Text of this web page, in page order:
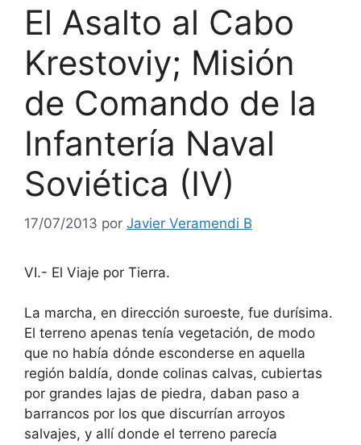
El Asalto al Cabo
Krestoviy; Misión
de Comando de la
Infantería Naval
Soviética (IV)
17/07/2013 por Javier Veramendi B
VI.- El Viaje por Tierra.
La marcha, en dirección suroeste, fue durísima.
El terreno apenas tenía vegetación, de modo
que no había dónde esconderse en aquella
región baldía, donde colinas calvas, cubiertas
por grandes lajas de piedra, daban paso a
barrancos por los que discurrían arroyos
salvajes, y allí donde el terreno parecía